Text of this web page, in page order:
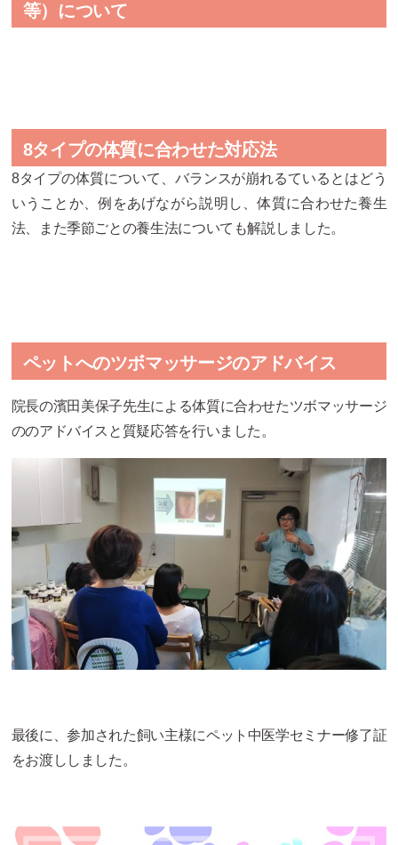
等）について
8タイプの体質に合わせた対応法
8タイプの体質について、バランスが崩れるているとはどう
いうことか、例をあげながら説明し、体質に合わせた養生
法、また季節ごとの養生法についても解説しました。
ペットへのツボマッサージのアドバイス
院長の濱田美保子先生による体質に合わせたツボマッサージ
ののアドバイスと質疑応答を行いました。
最後に、参加された飼い主様にペット中医学セミナー修了証
をお渡ししました。